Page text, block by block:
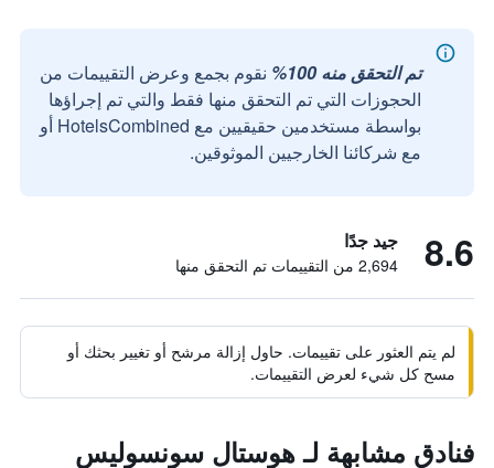
تم التحقق منه 100%
نقوم بجمع وعرض التقييمات من
الحجوزات التي تم التحقق منها فقط والتي تم إجراؤها
بواسطة مستخدمين حقيقيين مع HotelsCombined أو
مع شركائنا الخارجيين الموثوقين.
8.6 جيد جدًا
2,694 من التقييمات تم التحقق منها
لم يتم العثور على تقييمات. حاول إزالة مرشح أو تغيير بحثك أو
مسح كل شيء لعرض التقييمات.
فنادق مشابهة لـ هوستال سونسوليس